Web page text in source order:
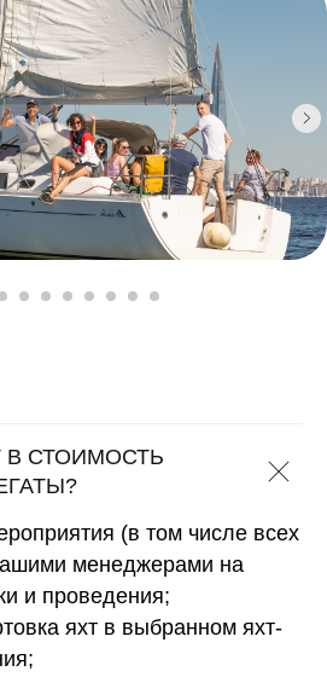
В СТОИМОСТЬ
(в том числе всех
менеджерами на
и проведения;
яхт в выбранном яхт-